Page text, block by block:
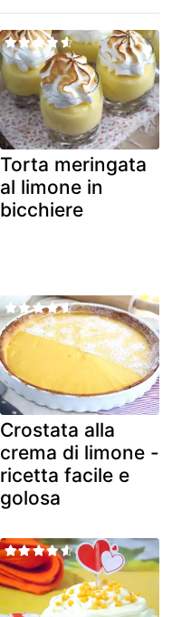
Torta meringata
al limone in
bicchiere
Crostata alla
crema di limone -
ricetta facile e
golosa